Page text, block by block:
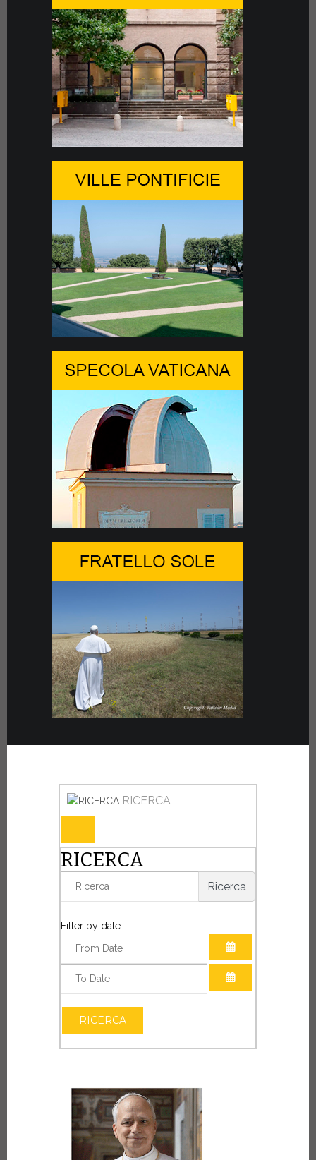
RICERCA
RICERCA
Ricerca
Filter by date:
APRI IL
RICERCA